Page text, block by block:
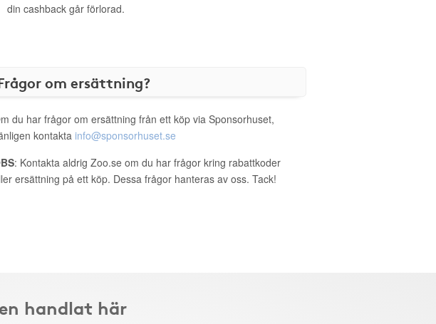
din cashback går förlorad.
om ersättning?
du har frågor om ersättning från ett köp via Sponsorhuset,
kontakta info@sponsorhuset.se
: Kontakta aldrig Zoo.se om du har frågor kring rabattkoder
ersättning på ett köp. Dessa frågor hanteras av oss. Tack!
handlat här